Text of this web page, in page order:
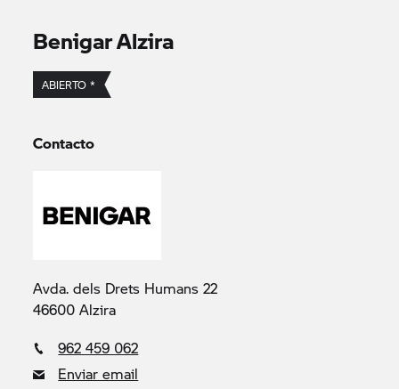
Benigar Alzira
ABIERTO *
Contacto
Avda. dels Drets Humans 22
46600 Alzira
962 459 062
Enviar email